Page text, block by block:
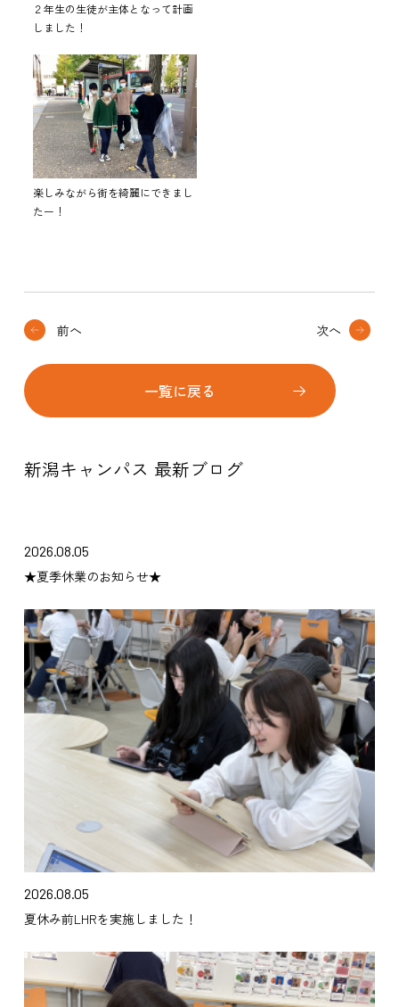
２年生の生徒が主体となって計画
しました！
楽しみながら街を綺麗にできまし
たー！
前へ
一覧に戻る
次へ
新潟キャンパス 最新ブログ
2026.08.05
★夏季休業のお知らせ★
2026.08.05
夏休み前LHRを実施しました！